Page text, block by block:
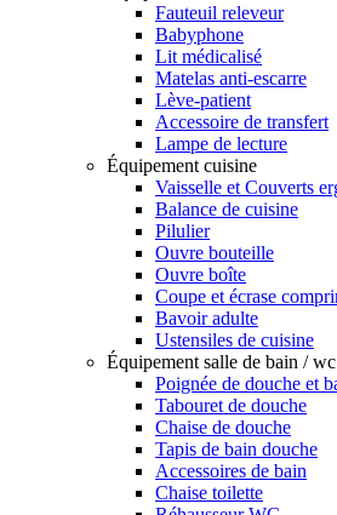
Fauteuil releveur
Babyphone
Lit médicalisé
Matelas anti-escarre
Lève-patient
Accessoire de transfert
Lampe de lecture
Équipement cuisine
Vaisselle et Couverts
Balance de cuisine
Pilulier
Ouvre bouteille
Ouvre boîte
Coupe et écrase
Bavoir adulte
Ustensiles de cuisine
Équipement salle de bain / wc
Poignée de douche et
Tabouret de douche
Chaise de douche
Tapis de bain douche
Accessoires de bain
Chaise toilette